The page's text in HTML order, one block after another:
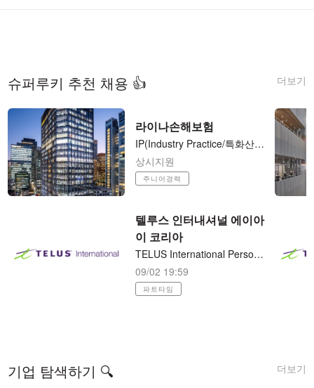
더보기
슈퍼루키 추천 채용 👍
라이나손해보험
​IP(Industry ​Practice/특화산업보험) 팀 기업보험 언더라이터 / Casualty Underwriter (사원-과장)
상시지원
주니어경력
텔루스 인터내셔널 에이아
이 코리아
TELUS International Personalized Internet Ads Assessor 재택근무 (시간당/15달러)
09/02 19:59
파트타임
더보기
기업 탐색하기 🔍